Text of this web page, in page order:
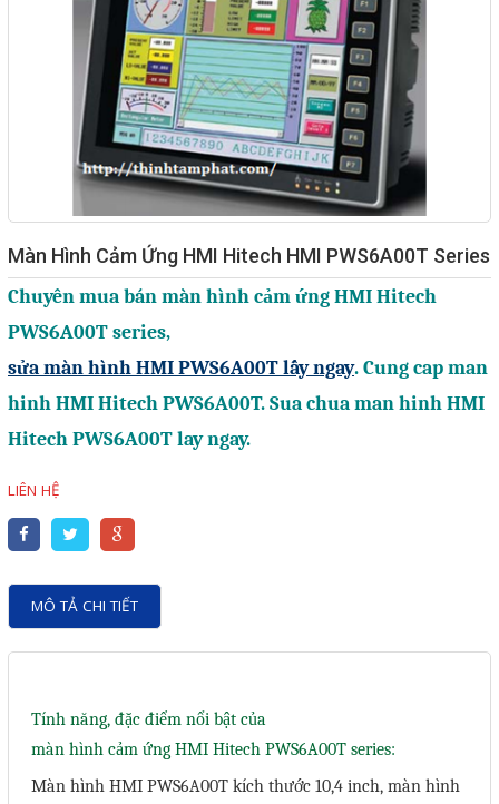
Màn Hình Cảm Ứng HMI Hitech HMI PWS6A00T Series
Chuyên mua bán màn hình cảm ứng HMI Hitech
PWS6A00T series,
sửa màn hình HMI PWS6A00T lấy ngay. Cung cap man
hinh HMI Hitech PWS6A00T. Sua chua man hinh HMI
Hitech PWS6A00T lay ngay.
LIÊN HỆ
MÔ TẢ CHI TIẾT
Tính năng, đặc điểm nổi bật của
màn hình cảm ứng HMI Hitech PWS6A00T series:
Màn hình HMI PWS6A00T kích thước 10,4 inch, màn hình
Giải pháp quản lý bằng mã
Bảng LED điện tử
Bảng điện tử năng suất
Bảng Led hiển thị nhiệt độ
Đồng hồ thời gian thực
Máy dò kim loại
Motor Servo / Driver Servo
Cáp lập trình PLC - HMI -
Servo
sát